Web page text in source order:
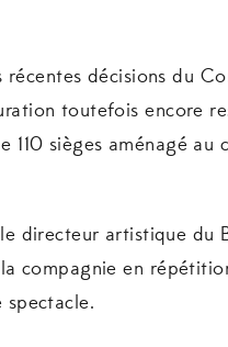
récentes décisions du
toutefois encore
110 sièges aménagé
directeur artistique du
compagnie en
spectacle.